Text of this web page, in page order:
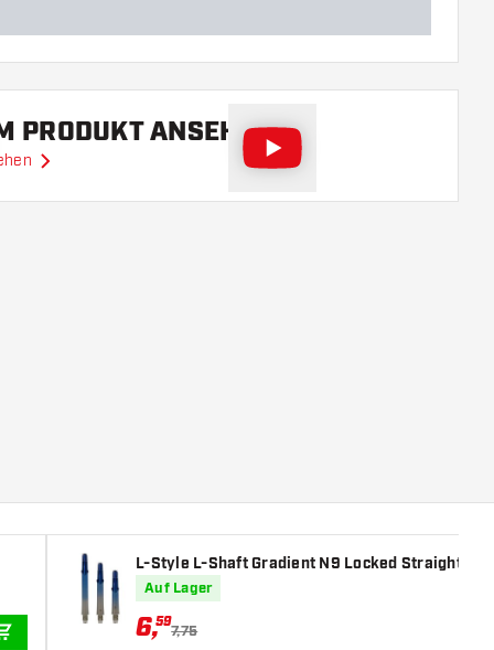
PRODUKT ANSEHEN
IN DEN WARENKORB
L-Style L-Shaft Gradient N9 Locked Straight
Auf Lager
6,59
7,75